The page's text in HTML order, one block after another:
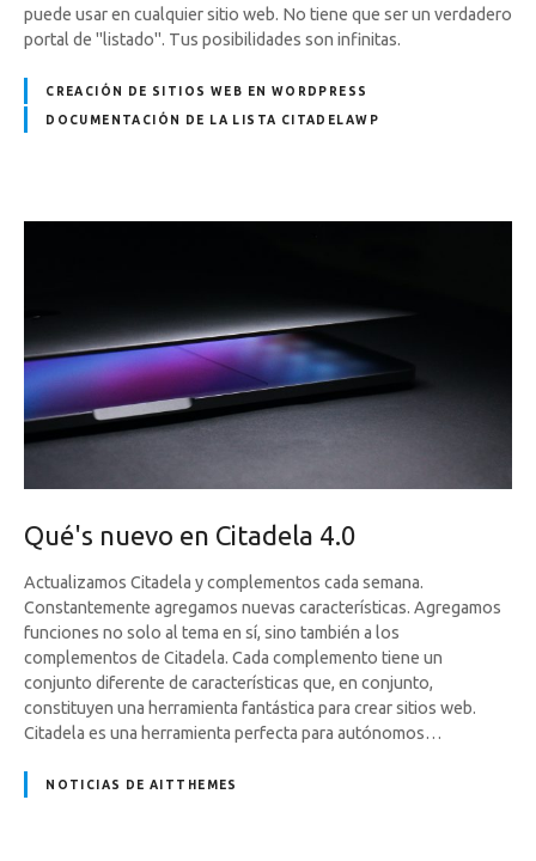
puede usar en cualquier sitio web. No tiene que ser un verdadero
portal de "listado". Tus posibilidades son infinitas.
CREACIÓN DE SITIOS WEB EN WORDPRESS
DOCUMENTACIÓN DE LA LISTA CITADELAWP
Qué's nuevo en Citadela 4.0
Actualizamos Citadela y complementos cada semana.
Constantemente agregamos nuevas características. Agregamos
funciones no solo al tema en sí, sino también a los
complementos de Citadela. Cada complemento tiene un
conjunto diferente de características que, en conjunto,
constituyen una herramienta fantástica para crear sitios web.
Citadela es una herramienta perfecta para autónomos…
NOTICIAS DE AITTHEMES